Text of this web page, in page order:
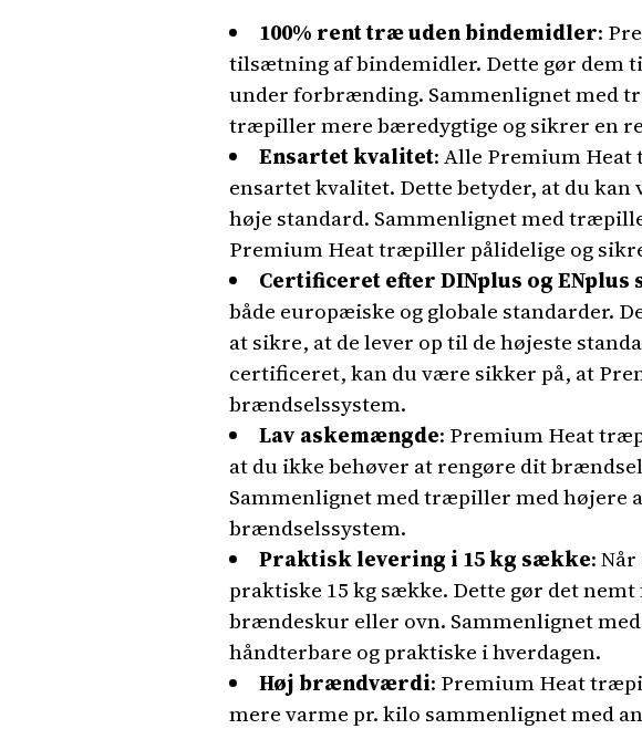
100% rent træ uden bindemidler:
tilsætning af bindemidler. Dette gør dem
under forbrænding. Sammenlignet med
træpiller mere bæredygtige og sikrer en
Ensartet kvalitet: Alle Premium
ensartet kvalitet. Dette betyder, at du
høje standard. Sammenlignet med
Premium Heat træpiller pålidelige og
Certificeret efter DINplus og ENplus
både europæiske og globale standarder.
at sikre, at de lever op til de højeste
certificeret, kan du være sikker på, at
brændselssystem.
Lav askemængde: Premium Heat
at du ikke behøver at rengøre dit
Sammenlignet med træpiller med højere
brændselssystem.
Praktisk levering i 15 kg sække:
praktiske 15 kg sække. Dette gør det
brændeskur eller ovn. Sammenlignet
håndterbare og praktiske i hverdagen.
Høj brændværdi: Premium Heat
mere varme pr. kilo sammenlignet med